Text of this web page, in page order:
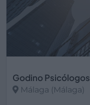
Godino Psicólogos
Málaga (Málaga)